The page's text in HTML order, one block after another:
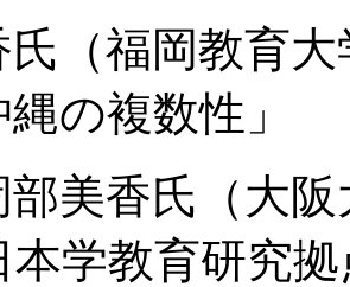
（福岡教育
縄の複数性」
美香氏（大
本学教育研究拠